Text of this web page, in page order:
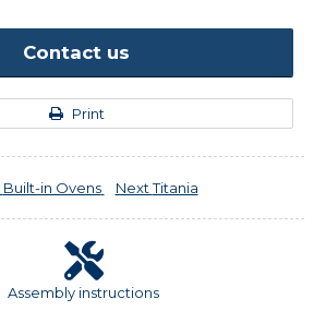
Contact us
Print
Built-in Ovens NextTitania
Assembly instructions